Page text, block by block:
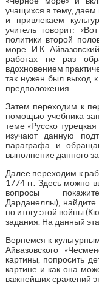
учащихся в тему, даем
и привлекаем
учитель говорит:
политики второй
море. И.К.
работах не раз
вдохновением
так нужен был выход
предположения.
Затем переходим к
помощью учебника
теме «Русско-
изучают данную
параграфа и
выполнение данного
Далее переходим к
1774 гг. Здесь можно
вопросы –
Дарданеллы),
по итогу этой войны
задания. На данный
Вернемся к
Айвазовского
картины, попросить
картине и как она
важнейших сражений